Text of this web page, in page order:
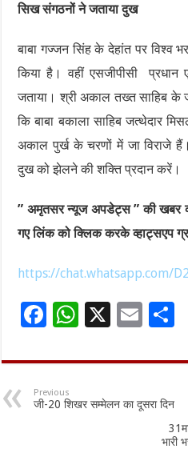
सिख संगठनों ने जताया दुख
बाबा गज्जन सिंह के देहांत पर विश्व
किया है। वहीं एसजीपीसी
जताया। श्री अकाल तख्त साहिब के
कि बाबा बकाला साहिब जत्थेदार
अकाल पुर्ख के चरणों में जा विराजे
दुख को झेलने की शक्ति प्रदान करें।
” अमृतसर न्यूज अपडेट्स ” की खबर
गए लिंक को क्लिक करके व्हाट्सएप
https://chat.whatsapp.com/
F
e
b
o
W
at
sA
p
X
E
ai
Previous
जी-20 शिखर सम्मेलन का दूसरा दिन
भारी